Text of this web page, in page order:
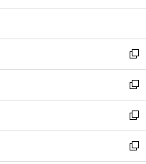
開
ウ
開
く
ン
ウ
で
開
く
ウ
ン
ド
ウ
で
開
く
新
し
い
ウ
ィ
ン
ド
新
し
い
ウ
ィ
新
し
い
新